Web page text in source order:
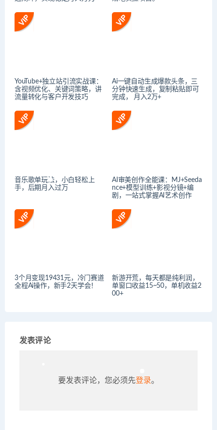
YouTube+独立站引流实战课：
含视频优化、关键词策略，讲
流量转化与客户开发技巧
Ai一键自动生成爆款头条，三
分钟快速生成，复制粘贴即可
完成， 月入2万+
音乐歌单玩法，小白轻松上
手，后期月入过万
AI审美创作全能课：MJ+Seeda
nce+模型训练+影视分镜+编
剧，一站式掌握AI艺术创作
3个月变现19431元，冷门赛道
全程Ai操作，新手2天学会！
新游开荒，每天都是纯利润，
单窗口收益15~50，单机收益2
00+
发表评论
要发表评论，您必须先登录。